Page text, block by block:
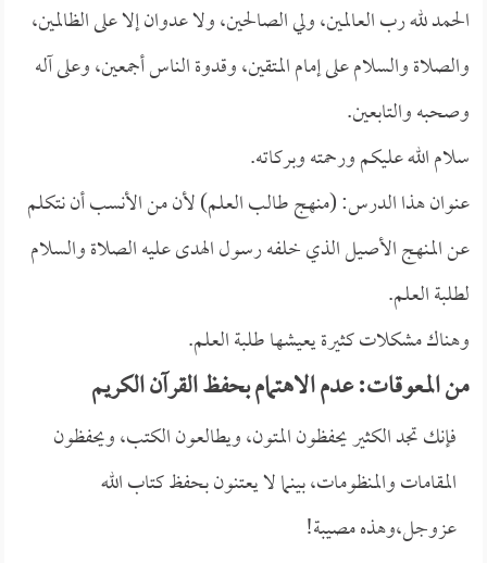
الحمد لله رب العالمين، ولي الصالحين، ولا عدوان إلا على الظالمين،
والصلاة والسلام على إمام المتقين، وقدوة الناس أجمعين، وعلى آله
وصحبه والتابعين.
سلام الله عليكم ورحمته وبركاته.
عنوان هذا الدرس: (منهج طالب العلم) لأن من الأنسب أن نتكلم
عن المنهج الأصيل الذي خلفه رسول الهدى عليه الصلاة والسلام
لطلبة العلم.
وهناك مشكلات كثيرة يعيشها طلبة العلم.
من المعوقات: عدم الاهتمام بحفظ القرآن الكريم
فإنك تجد الكثير يحفظون المتون، ويطالعون الكتب، ويحفظون
المقامات والمنظومات، بينما لا يعتنون بحفظ كتاب الله
عزوجل،وهذه مصيبة!